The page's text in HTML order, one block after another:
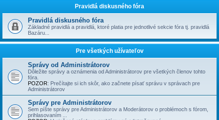
d
ť
Pravidlá diskusného fóra
Pravidlá diskusného fóra
Základné pravidlá a pravidlá, ktoré platia pre jednotlivé sekcie fóra tj. pravidlá
Bazáru...
Pre všetkých užívateľov
Správy od Administrátorov
Dôležite správy a oznámenia od Administrátorov pre všetkých členov tohto
fóra.
POZOR: Prečí­tajte si ich skôr, ako začnete písať správu v správach pre
Administrátorov
Správy pre Administrátorov
Sem píšte správy pre Administrátorov a Moderátorov o problémoch s fórom,
prihlasovaní­m ...